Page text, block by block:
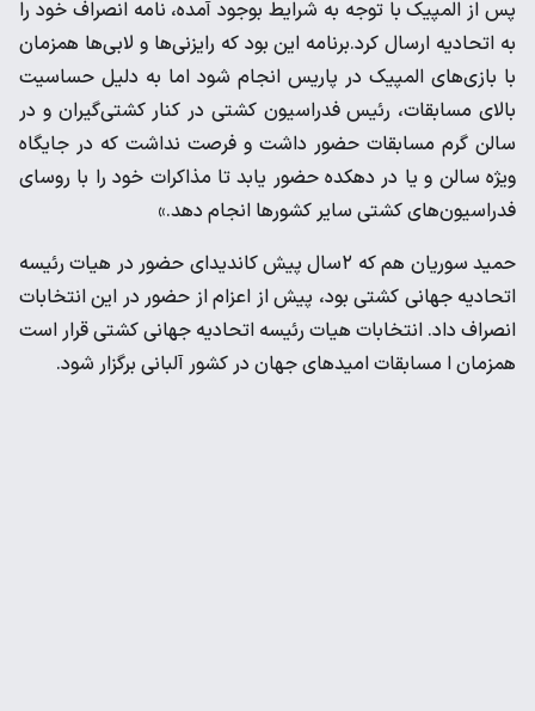
پس از المپیک با توجه به شرایط بوجود آمده، نامه انصراف خود را
به اتحادیه ارسال کرد.برنامه این بود که رایزنی‌ها و لابی‌ها همزمان
با بازی‌های المپیک در پاریس انجام شود اما به دلیل حساسیت
بالای مسابقات، رئیس فدراسیون کشتی در کنار کشتی‌گیران و در
سالن گرم مسابقات حضور داشت و فرصت نداشت که در جایگاه
ویژه سالن و یا در دهکده حضور یابد تا مذاکرات خود را با روسای
فدراسیون‌های کشتی سایر کشورها انجام دهد.»
حمید سوریان هم که ۲سال پیش کاندیدای حضور در هیات رئیسه
اتحادیه جهانی کشتی بود، پیش از اعزام از حضور در این انتخابات
انصراف داد. انتخابات هیات رئیسه اتحادیه جهانی کشتی قرار است
همزمان ا مسابقات امیدهای جهان در کشور آلبانی برگزار شود.